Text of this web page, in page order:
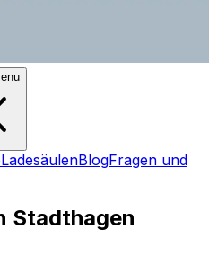
LadesäulenBlogFragen und
Stadthagen